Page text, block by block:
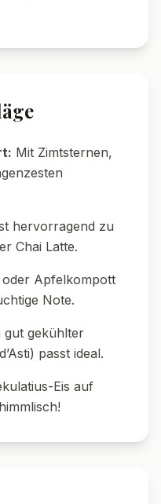
sich prima 2-3
– ideal für Gäste.
– so hast du
Auch
Keksreste
Geschmack
so gleitet er besser